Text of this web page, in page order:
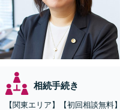
相続手続き
【関東エリア】【初回相談無